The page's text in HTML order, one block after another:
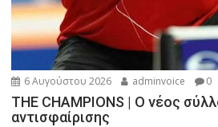
6 Αυγούστου 2026 adminvoice 0
THE CHAMPIONS | Ο νέος
αντισφαίρισης